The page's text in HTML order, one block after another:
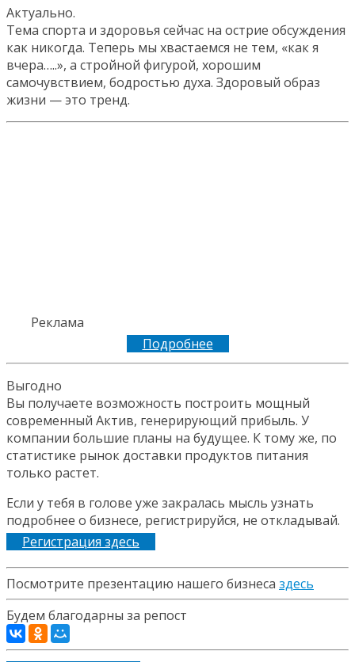
Актуально.
Тема спорта и здоровья сейчас на острие обсуждения
как никогда. Теперь мы хвастаемся не тем, «как я
вчера…..», а стройной фигурой, хорошим
самочувствием, бодростью духа. Здоровый образ
жизни — это тренд.
Реклама
Подробнее
Выгодно
Вы получаете возможность построить мощный
современный Актив, генерирующий прибыль. У
компании большие планы на будущее. К тому же, по
статистике рынок доставки продуктов питания
только растет.
Если у тебя в голове уже закралась мысль узнать
подробнее о бизнесе, регистрируйся, не откладывай.
Регистрация здесь
Посмотрите презентацию нашего бизнеса здесь
Будем благодарны за репост